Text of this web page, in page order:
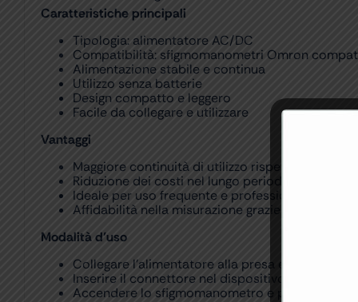
Caratteristiche principali
Tipologia: alimentatore AC/DC
Compatibilità: sfigmomanometri Omron
Alimentazione stabile e continua
Utilizzo senza batterie
Design compatto e leggero
Facile da collegare e utilizzare
Vantaggi
Maggiore continuità di utilizzo rispetto alle
Riduzione dei costi nel lungo periodo
Ideale per uso frequente e professionale
Affidabilità nella misurazione grazie a tensione
Modalità d’uso
Collegare l’alimentatore alla presa elettrica
Inserire il connettore nel dispositivo
Accendere lo sfigmomanometro e procedere